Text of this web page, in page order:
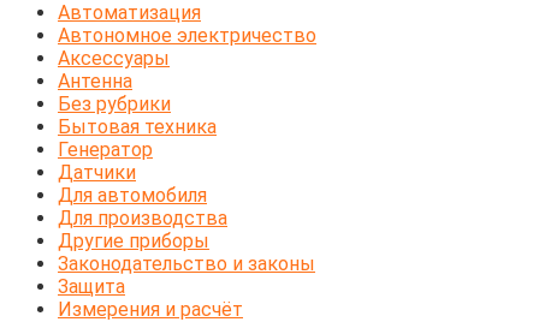
Автоматизация
Автономное электричество
Аксессуары
Антенна
Без рубрики
Бытовая техника
Генератор
Датчики
Для автомобиля
Для производства
Другие приборы
Законодательство и законы
Защита
Измерения и расчёт